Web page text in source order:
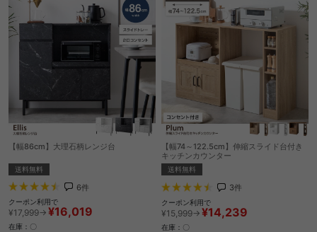
【幅86cm】大理石柄レンジ台
送料無料
6件
クーポン利用で
¥17,999→ ¥16,019
在庫：〇
【幅74～122.5cm】伸縮スライド台付き
キッチンカウンター
送料無料
3件
クーポン利用で
¥15,999→ ¥14,239
在庫：〇